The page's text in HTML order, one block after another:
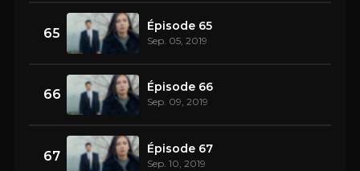
65 Épisode 65
Sep. 05, 2019
66 Épisode 66
Sep. 09, 2019
67 Épisode 67
Sep. 10, 2019